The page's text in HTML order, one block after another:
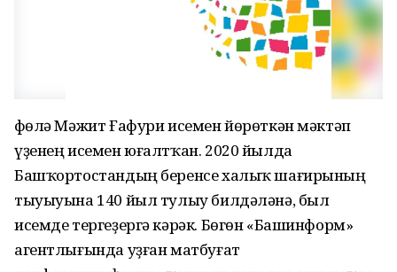
Өфөлә Мәжит Ғафури исемен йөрөткән мәктәп
үҙенең исемен юғалтҡан. 2020 йылда
Башҡортостандың беренсе халыҡ шағирының
тыуыуына 140 йыл тулыу билдәләнә, был
исемде тергеҙергә кәрәк. Бөгөн «Башинформ»
агентлығында уҙған матбуғат